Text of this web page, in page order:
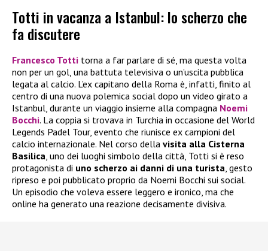
Totti in vacanza a Istanbul: lo scherzo che
fa discutere
Francesco Totti torna a far parlare di sé, ma questa volta
non per un gol, una battuta televisiva o un’uscita pubblica
legata al calcio. L’ex capitano della Roma è, infatti, finito al
centro di una nuova polemica social dopo un video girato a
Istanbul, durante un viaggio insieme alla compagna Noemi
Bocchi. La coppia si trovava in Turchia in occasione del World
Legends Padel Tour, evento che riunisce ex campioni del
calcio internazionale. Nel corso della visita alla Cisterna
Basilica , uno dei luoghi simbolo della città, Totti si è reso
protagonista di uno scherzo ai danni di una turista , gesto
ripreso e poi pubblicato proprio da Noemi Bocchi sui social.
Un episodio che voleva essere leggero e ironico, ma che
online ha generato una reazione decisamente divisiva.